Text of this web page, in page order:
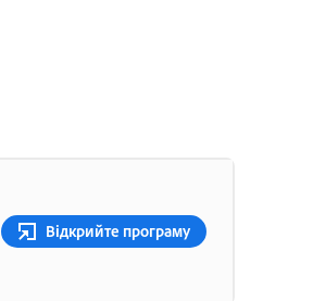
Відкрийте програму